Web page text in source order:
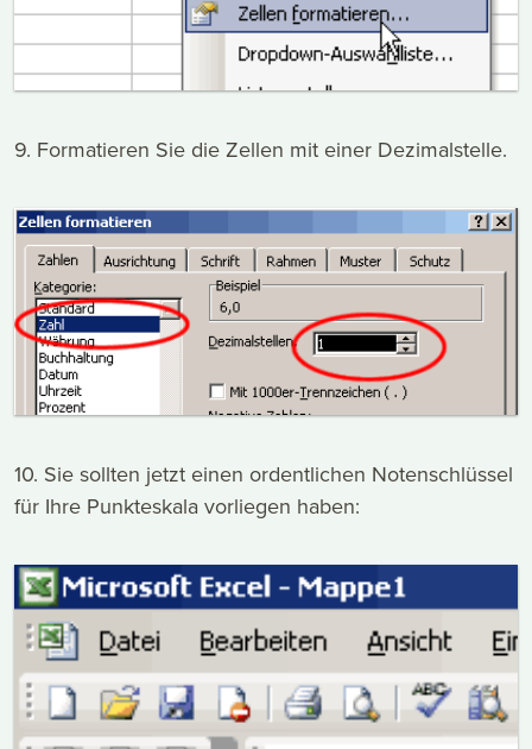
9. Formatieren Sie die Zellen mit einer Dezimalstelle.
10. Sie sollten jetzt einen ordentlichen Notenschlüssel
für Ihre Punkteskala vorliegen haben: